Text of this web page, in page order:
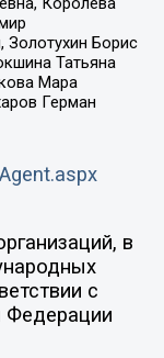
Золотухин Борис
Татьяна
Мара
Герман
в
с
Федерации